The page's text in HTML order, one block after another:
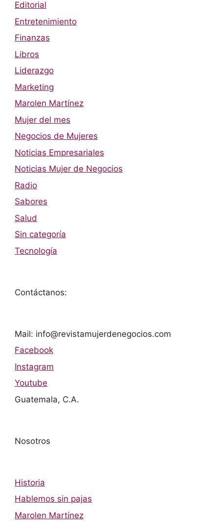
Editorial
Entretenimiento
Finanzas
Libros
Liderazgo
Marketing
Marolen Martínez
Mujer del mes
Negocios de Mujeres
Noticias Empresariales
Noticias Mujer de Negocios
Radio
Sabores
Salud
Sin categoría
Tecnología
Contáctanos:
Mail: info@revistamujerdenegocios.com
Facebook
Instagram
Youtube
Guatemala, C.A.
Nosotros
Historia
Hablemos sin pajas
Marolen Martínez